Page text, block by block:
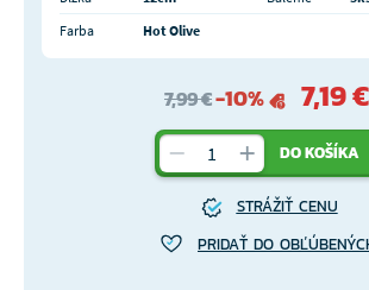
Farba
Hot Olive
7,99 €-10% 7,19 €
DO KOŠÍKA
STRÁŽIŤ CENU
PRIDAŤ DO